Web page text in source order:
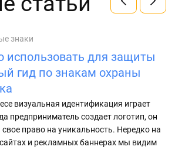
знаки
использовать для защиты
гид по знакам охраны
визуальная идентификация играет
предприниматель создает логотип, он
право на уникальность. Нередко на
и рекламных баннерах мы видим